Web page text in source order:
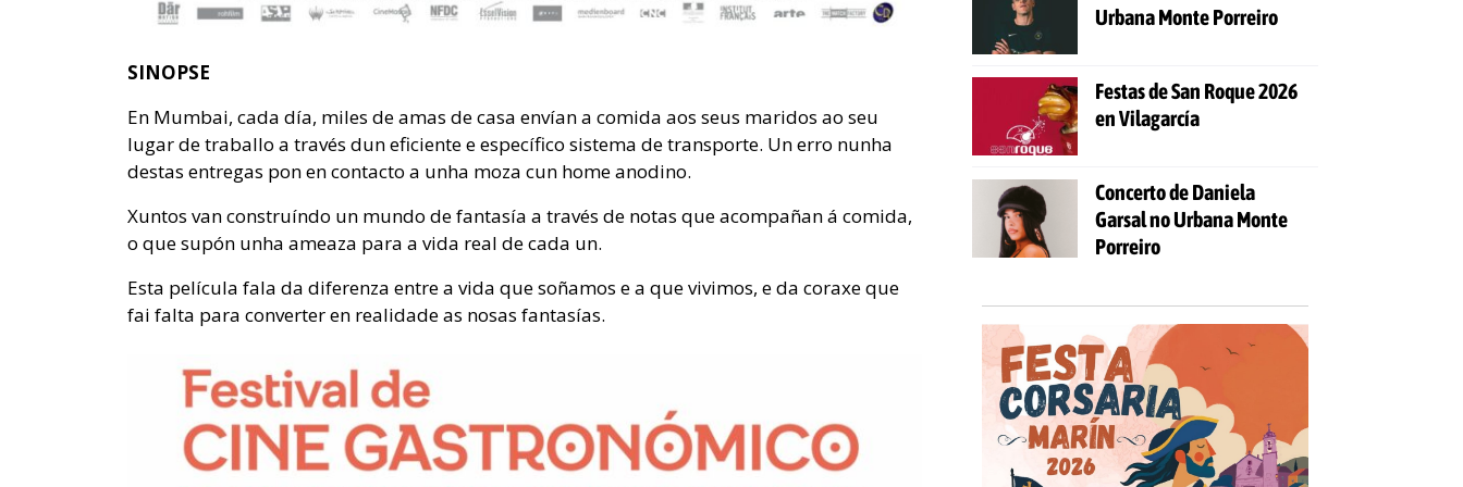
SINOPSE
En Mumbai, cada día, miles de amas de casa envían a comida aos seus maridos ao seu
lugar de traballo a través dun eficiente e específico sistema de transporte. Un erro nunha
destas entregas pon en contacto a unha moza cun home anodino.
Xuntos van construíndo un mundo de fantasía a través de notas que acompañan á comida,
o que supón unha ameaza para a vida real de cada un.
Esta película fala da diferenza entre a vida que soñamos e a que vivimos, e da coraxe que
fai falta para converter en realidade as nosas fantasías.
Urbana Monte Porreiro
Festas de San Roque 2026
en Vilagarcía
Concerto de Daniela
Garsal no Urbana Monte
Porreiro